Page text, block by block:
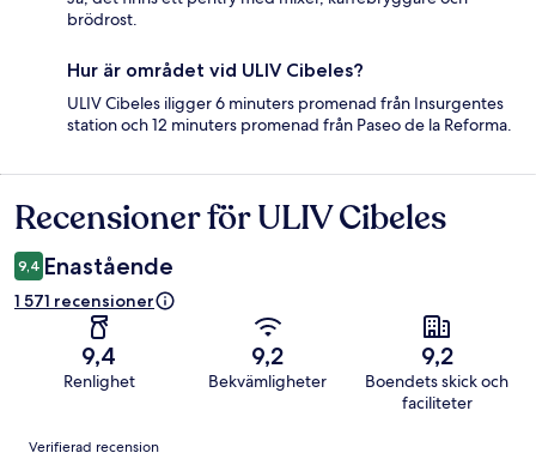
brödrost.
Hur är området vid ULIV Cibeles?
ULIV Cibeles iligger 6 minuters promenad från Insurgentes
station och 12 minuters promenad från Paseo de la Reforma.
Recensioner
Recensioner för ULIV Cibeles
9,4 Enastående
1 571 recensioner
9,4
Renlighet
9,2
Bekvämligheter
9,2
Boendets skick och
faciliteter
Recensioner
Verifierad recension